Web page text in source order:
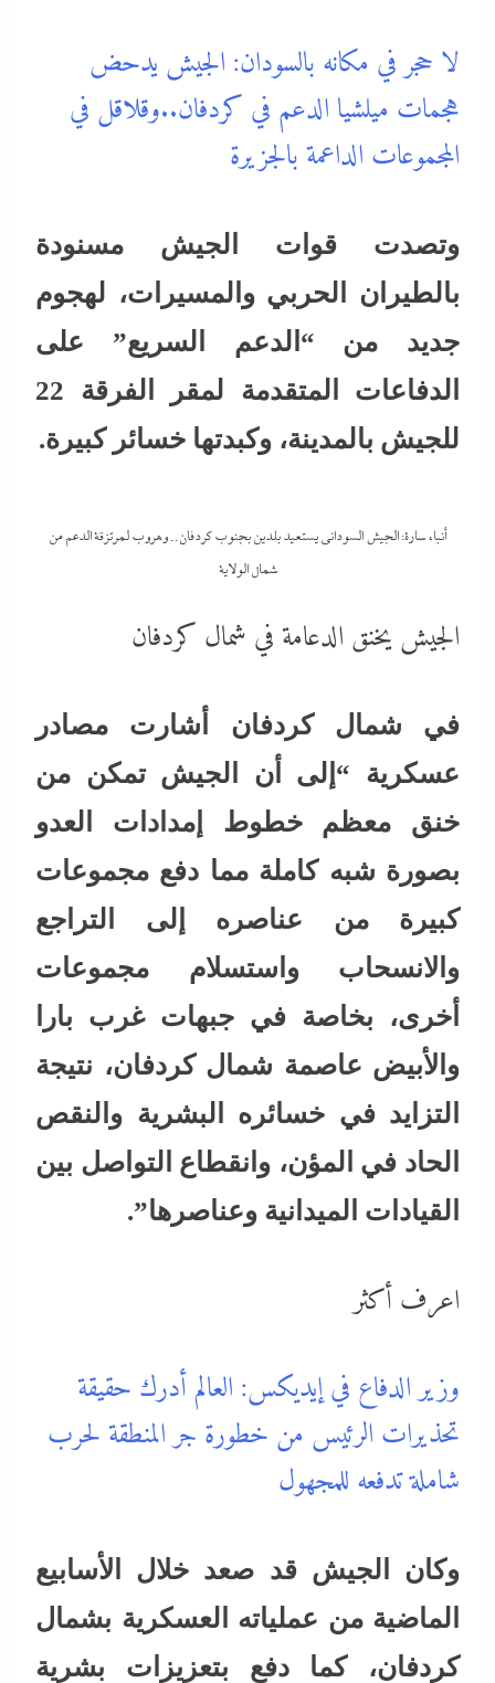
لا حجر في مكانه بالسودان: الجيش يدحض
هجمات ميلشيا الدعم في كردفان..وقلاقل في
المجموعات الداعمة بالجزيرة
وتصدت قوات الجيش مسنودة
بالطيران الحربي والمسيرات، لهجوم
جديد من “الدعم السريع” على
الدفاعات المتقدمة لمقر الفرقة 22
للجيش بالمدينة، وكبدتها خسائر كبيرة.
أنباء سارة: الجيش السوداني يستعيد بلدين بجنوب كردفان.. وهروب لمرتزقة الدعم من
شمال الولاية
الجيش يخنق الدعامة في شمال كردفان
في شمال كردفان أشارت مصادر
عسكرية “إلى أن الجيش تمكن من
خنق معظم خطوط إمدادات العدو
بصورة شبه كاملة مما دفع مجموعات
كبيرة من عناصره إلى التراجع
والانسحاب واستسلام مجموعات
أخرى، بخاصة في جبهات غرب بارا
والأبيض عاصمة شمال كردفان، نتيجة
التزايد في خسائره البشرية والنقص
الحاد في المؤن، وانقطاع التواصل بين
القيادات الميدانية وعناصرها”.
اعرف أكثر
وزير الدفاع في إيديكس: العالم أدرك حقيقة
تحذيرات الرئيس من خطورة جر المنطقة لحرب
شاملة تدفعه للمجهول
وكان الجيش قد صعد خلال الأسابيع
الماضية من عملياته العسكرية بشمال
كردفان، كما دفع بتعزيزات بشرية